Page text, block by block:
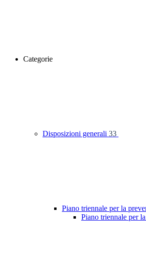
Categorie
Disposizioni generali 33
Piano triennale per la
Piano triennale per